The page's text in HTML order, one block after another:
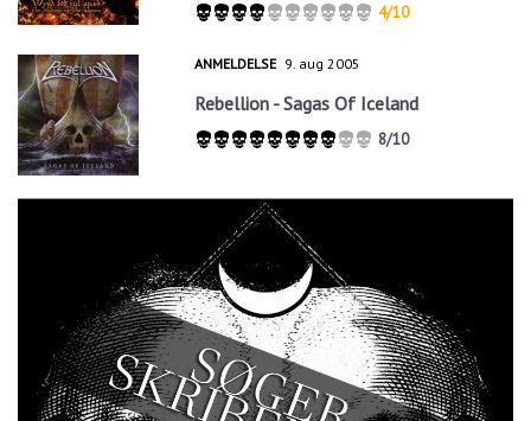
4/10
ANMELDELSE 9. aug 2005
Rebellion - Sagas Of Iceland
8/10